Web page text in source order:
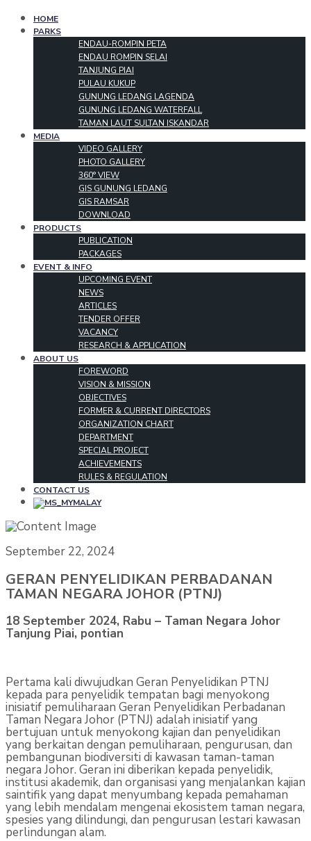
HOME
PARKS
ENDAU-ROMPIN PETA
ENDAU ROMPIN SELAI
TANJUNG PIAI
PULAU KUKUP
GUNUNG LEDANG LAGENDA
GUNUNG LEDANG WATERFALL
TAMAN LAUT SULTAN ISKANDAR
MEDIA
VIDEO GALLERY
PHOTO GALLERY
360° VIEW
GIS GUNUNG LEDANG
GIS RAMSAR
DOWNLOAD
PRODUCTS
PUBLICATION
PACKAGES
EVENT & INFO
UPCOMING EVENT
NEWS
ARTICLES
TENDER OFFER
VACANCY
RESEARCH & APPLICATION
ABOUT US
FOREWORD
VISION & MISSION
OBJECTIVES
FORMER & CURRENT DIRECTORS
ORGANIZATION CHART
DEPARTMENT
SPECIAL PROJECT
ACHIEVEMENTS
RULES & REGULATION
CONTACT US
MALAY
September 22, 2024
GERAN PENYELIDIKAN PERBADANAN
TAMAN NEGARA JOHOR (PTNJ)
18 September 2024, Rabu – Taman Negara Johor
Tanjung Piai, pontian
Pertama kali diwujudkan Geran Penyelidikan PTNJ
kepada para penyelidik tempatan bagi menyokong
inisiatif pemuliharaan Geran Penyelidikan Perbadanan
Taman Negara Johor (PTNJ) adalah inisiatif yang
bertujuan untuk menyokong kajian dan penyelidikan
yang berkaitan dengan pemuliharaan, pengurusan, dan
pembangunan biodiversiti di kawasan taman-taman
negara Johor. Geran ini diberikan kepada penyelidik,
institusi akademik, dan organisasi yang menjalankan kajian
saintifik yang dapat menyumbang kepada pemahaman
yang lebih mendalam mengenai ekosistem taman negara,
spesies yang dilindungi, dan pengurusan lestari kawasan
perlindungan alam.